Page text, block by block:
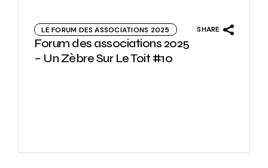
LE FORUM DES ASSOCIATIONS 2025
Forum des associations 2025
– Un Zèbre Sur Le Toit #10
SHARE